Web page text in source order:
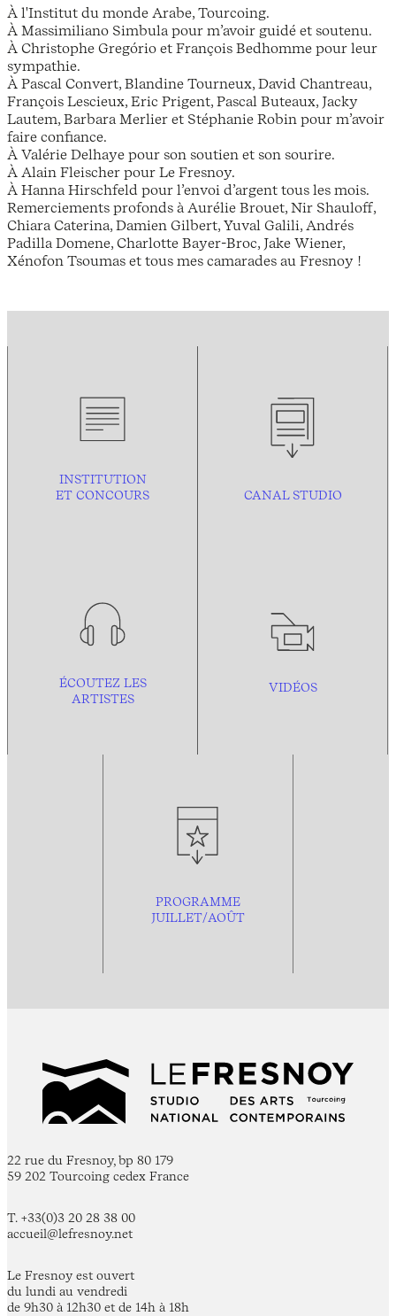
À l'Institut du monde Arabe, Tourcoing.
À Massimiliano Simbula pour m’avoir guidé et soutenu.
À Christophe Gregório et François Bedhomme pour leur
sympathie.
À Pascal Convert, Blandine Tourneux, David Chantreau,
François Lescieux, Eric Prigent, Pascal Buteaux, Jacky
Lautem, Barbara Merlier et Stéphanie Robin pour m’avoir
faire confiance.
À Valérie Delhaye pour son soutien et son sourire.
À Alain Fleischer pour Le Fresnoy.
À Hanna Hirschfeld pour l’envoi d’argent tous les mois.
Remerciements profonds à Aurélie Brouet, Nir Shauloff,
Chiara Caterina, Damien Gilbert, Yuval Galili, Andrés
Padilla Domene, Charlotte Bayer-Broc, Jake Wiener,
Xénofon Tsoumas et tous mes camarades au Fresnoy !
INSTITUTION
ET CONCOURS
CANAL STUDIO
ÉCOUTEZ LES
ARTISTES
VIDÉOS
PROGRAMME
JUILLET/AOÛT
22 rue du Fresnoy, bp 80 179
59 202 Tourcoing cedex France
T. +33(0)3 20 28 38 00
accueil@lefresnoy.net
Le Fresnoy est ouvert
du lundi au vendredi
de 9h30 à 12h30 et de 14h à 18h